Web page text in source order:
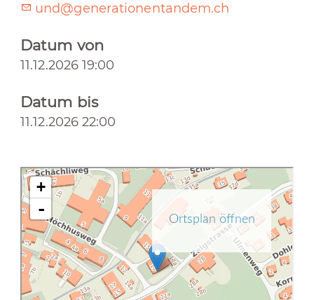
und@generationentandem.ch
Datum von
11.12.2026 19:00
Datum bis
11.12.2026 22:00